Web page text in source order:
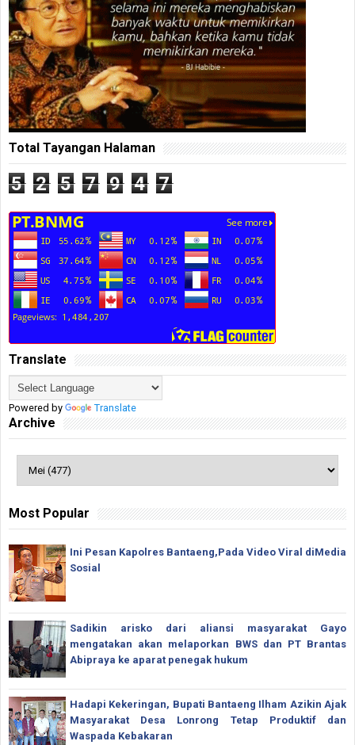
Total Tayangan Halaman
5 2 5 7 9 4 7
Translate
Powered by Translate
Archive
Most Popular
Ini Pesan Kapolres Bantaeng,Pada Video Viral diMedia
Sosial
Sadikin arisko dari aliansi masyarakat Gayo
mengatakan akan melaporkan BWS dan PT Brantas
Abipraya ke aparat penegak hukum
Hadapi Kekeringan, Bupati Bantaeng Ilham Azikin Ajak
Masyarakat Desa Lonrong Tetap Produktif dan
Waspada Kebakaran